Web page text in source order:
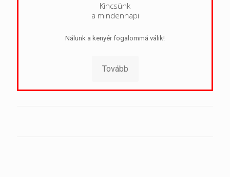
Kincsünk
a mindennapi
Nálunk a kenyér fogalommá válik!
Tovább